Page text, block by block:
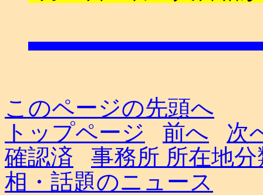
このページの先頭へ
トップページ
前へ
次
確認済
事務所 所在地分
相・話題のニュース